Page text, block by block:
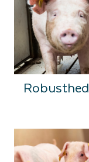
Robusthed